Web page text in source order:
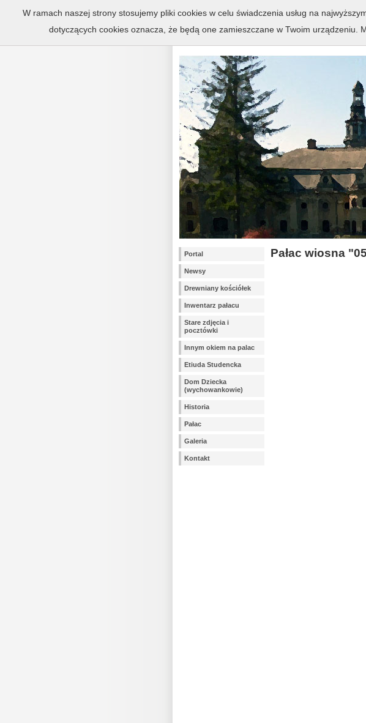
Zespół pałacowo-parkowy
Portal
Newsy
Drewniany kościółek
Inwentarz pałacu
Stare zdjęcia i
pocztówki
Innym okiem na palac
Etiuda Studencka
Dom Dziecka
(wychowankowie)
Historia
Pałac
Galeria
Kontakt
Pałac wiosna
W ramach naszej strony stosujemy pliki cookies w celu świadczenia usług na
dotyczących cookies oznacza, że będą one zamieszczane w Twoim